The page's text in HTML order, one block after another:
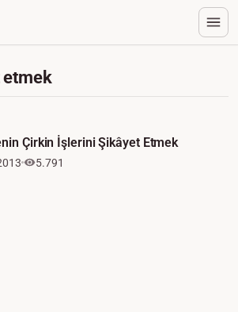
etmek
Çirkin İşlerini Şikâyet Etmek
5.791